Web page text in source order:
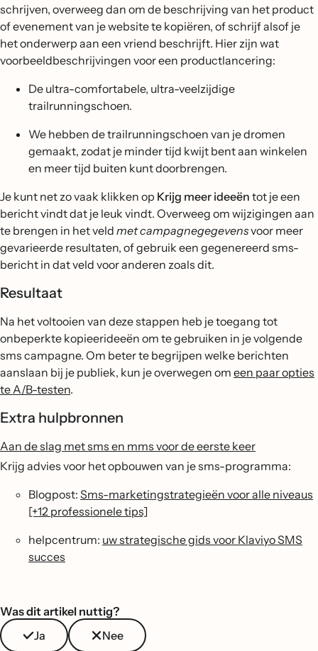
schrijven, overweeg dan om de beschrijving van het product
of evenement van je website te kopiëren, of schrijf alsof je
het onderwerp aan een vriend beschrijft. Hier zijn wat
voorbeeldbeschrijvingen voor een productlancering:
De ultra-comfortabele, ultra-veelzijdige
trailrunningschoen.
We hebben de trailrunningschoen van je dromen
gemaakt, zodat je minder tijd kwijt bent aan winkelen
en meer tijd buiten kunt doorbrengen.
Je kunt net zo vaak klikken op Krijg meer ideeën tot je een
bericht vindt dat je leuk vindt. Overweeg om wijzigingen aan
te brengen in het veld met campagnegegevensvoor meer
gevarieerde resultaten, of gebruik een gegenereerd sms-
bericht in dat veld voor anderen zoals dit.
Resultaat
Na het voltooien van deze stappen heb je toegang tot
onbeperkte kopieerideeën om te gebruiken in je volgende
sms campagne. Om beter te begrijpen welke berichten
aanslaan bij je publiek, kun je overwegen om een paar opties
te A/B-testen.
Extra hulpbronnen
Aan de slag met sms en mms voor de eerste keer
Krijg advies voor het opbouwen van je sms-programma:
Blogpost: Sms-marketingstrategieën voor alle niveaus
[+12 professionele tips]
helpcentrum: uw strategische gids voor Klaviyo SMS
succes
Was dit artikel nuttig?
Ja
Nee